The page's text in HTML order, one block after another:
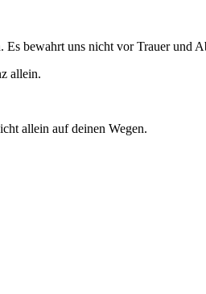
bewahrt uns nicht vor Trauer und
allein.
allein auf deinen Wegen.